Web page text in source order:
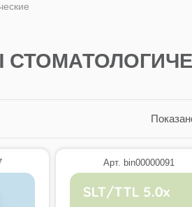
Арт. bin00000091